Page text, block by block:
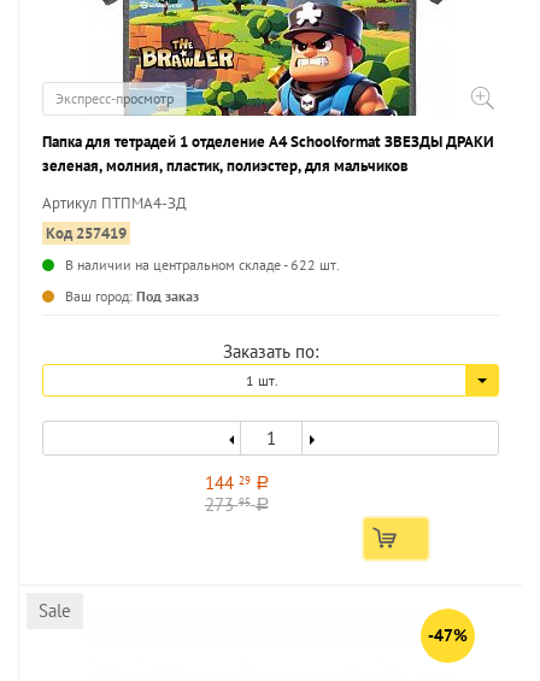
Экспресс-просмотр
Папка для тетрадей 1 отделение А4 Schoolformat ЗВЕЗДЫ ДРАКИ
зеленая, молния, пластик, полиэстер, для мальчиков
Артикул ПТПМА4-ЗД
Код 257419
В наличии на центральном складе - 622 шт.
Ваш город: Под заказ
Заказать по:
1 шт.
144 29 a
27395 a
Sale
-47%